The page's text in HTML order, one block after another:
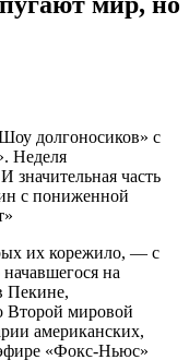
долгоносиков» с
Неделя
значительная часть
с пониженной
их корежило, — с
на
Пекине,
Второй мировой
американских,
«Фокс-Ньюс»